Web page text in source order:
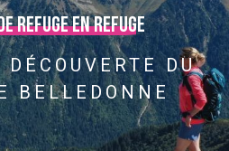
refuge en refuge
DU
BELLEDONNE